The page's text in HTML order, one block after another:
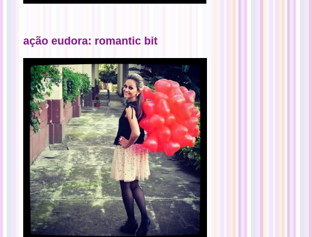
ação eudora: romantic bit